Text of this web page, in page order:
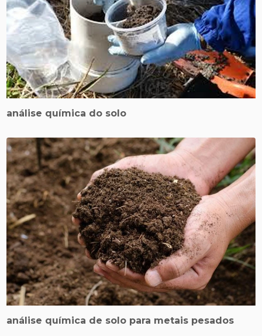
análise química do solo
análise química de solo para metais pesados